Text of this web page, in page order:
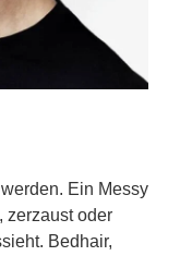
Ein Messy
zerzaust oder
Bedhair,